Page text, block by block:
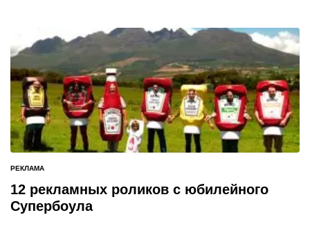
ОПУБЛИКОВАНО
В
РЕКЛАМА
12 рекламных роликов с юбилейного
Супербоула